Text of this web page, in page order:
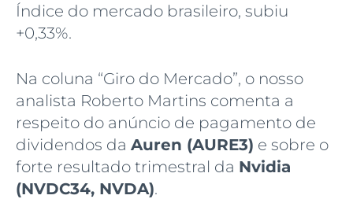
Índice do mercado brasileiro, subiu
+0,33%.
Na coluna “Giro do Mercado”, o nosso
analista Roberto Martins comenta a
respeito do anúncio de pagamento de
dividendos da Auren (AURE3) e sobre o
forte resultado trimestral da Nvidia
(NVDC34, NVDA).